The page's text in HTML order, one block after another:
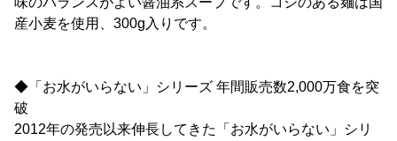
産小麦を使用、300g入りです。
◆「お水がいらない」シリーズ 年間販売数2,000万食を突
破
2012年の発売以来伸長してきた「お水がいらない」シリ